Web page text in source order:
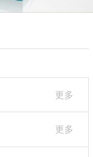
更多
+
更多